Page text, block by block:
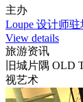
主办
Loupe 设计师驻
View details
旅游资讯
旧城片隅 OLD
视艺术